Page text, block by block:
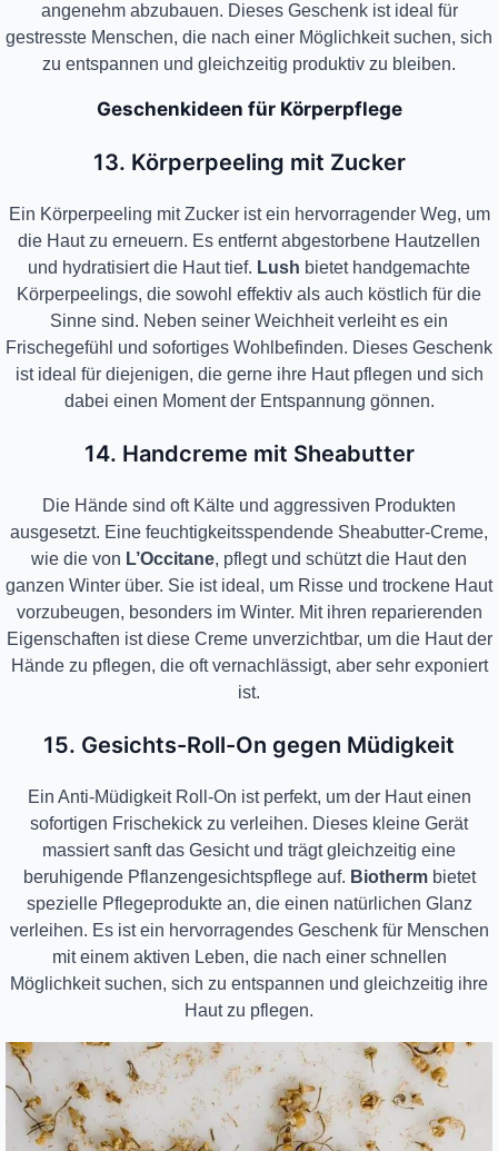
angenehm abzubauen. Dieses Geschenk ist ideal für
gestresste Menschen, die nach einer Möglichkeit suchen, sich
zu entspannen und gleichzeitig produktiv zu bleiben.
Geschenkideen für Körperpflege
13. Körperpeeling mit Zucker
Ein Körperpeeling mit Zucker ist ein hervorragender Weg, um
die Haut zu erneuern. Es entfernt abgestorbene Hautzellen
und hydratisiert die Haut tief. Lush bietet handgemachte
Körperpeelings, die sowohl effektiv als auch köstlich für die
Sinne sind. Neben seiner Weichheit verleiht es ein
Frischegefühl und sofortiges Wohlbefinden. Dieses Geschenk
ist ideal für diejenigen, die gerne ihre Haut pflegen und sich
dabei einen Moment der Entspannung gönnen.
14. Handcreme mit Sheabutter
Die Hände sind oft Kälte und aggressiven Produkten
ausgesetzt. Eine feuchtigkeitsspendende Sheabutter-Creme,
wie die von L’Occitane, pflegt und schützt die Haut den
ganzen Winter über. Sie ist ideal, um Risse und trockene Haut
vorzubeugen, besonders im Winter. Mit ihren reparierenden
Eigenschaften ist diese Creme unverzichtbar, um die Haut der
Hände zu pflegen, die oft vernachlässigt, aber sehr exponiert
ist.
15. Gesichts-Roll-On gegen Müdigkeit
Ein Anti-Müdigkeit Roll-On ist perfekt, um der Haut einen
sofortigen Frischekick zu verleihen. Dieses kleine Gerät
massiert sanft das Gesicht und trägt gleichzeitig eine
beruhigende Pflanzengesichtspflege auf. Biothermbietet
spezielle Pflegeprodukte an, die einen natürlichen Glanz
verleihen. Es ist ein hervorragendes Geschenk für Menschen
mit einem aktiven Leben, die nach einer schnellen
Möglichkeit suchen, sich zu entspannen und gleichzeitig ihre
Haut zu pflegen.